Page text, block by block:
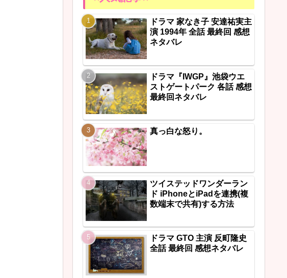
ドラマ 家なき子 安達祐実主
演 1994年 全話 最終回 感想
ネタバレ
ドラマ『IWGP』池袋ウエ
ストゲートパーク 各話 感想
最終回ネタバレ
真っ白な怒り。
ツイステッドワンダーラン
ド iPhoneとiPadを連携(複
数端末で共有)する方法
ドラマ GTO 主演 反町隆史
全話 最終回 感想ネタバレ